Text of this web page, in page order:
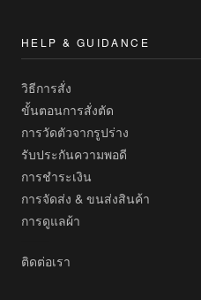
HELP & GUIDANCE
วิธีการสั่ง
ขั้นตอนการสั่งตัด
การวัดตัวจากรูปร่าง
รับประกันความพอดี
การชำระเงิน
การจัดส่ง & ขนส่งสินค้า
การดูแลผ้า
ติดต่อเรา